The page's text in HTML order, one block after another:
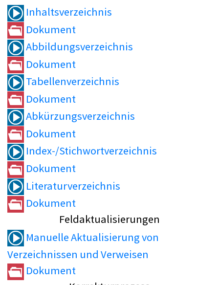
Inhaltsverzeichnis
Dokument
Abbildungsverzeichnis
Dokument
Tabellenverzeichnis
Dokument
Abkürzungsverzeichnis
Dokument
Index-/Stichwortverzeichnis
Dokument
Literaturverzeichnis
Dokument
Feldaktualisierungen
Manuelle Aktualisierung von
Verzeichnissen und Verweisen
Dokument